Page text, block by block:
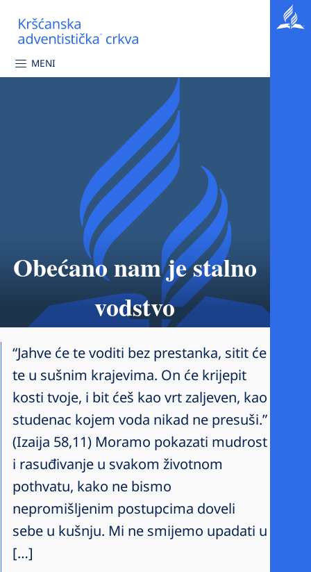
MENI
Obećano nam je stalno
vodstvo
“Jahve će te voditi bez prestanka, sitit će
te u sušnim krajevima. On će krijepit
kosti tvoje, i bit ćeš kao vrt zaljeven, kao
studenac kojem voda nikad ne presuši.”
(Izaija 58,11) Moramo pokazati mudrost
i rasuđivanje u svakom životnom
pothvatu, kako ne bismo
nepromišljenim postupcima doveli
sebe u kušnju. Mi ne smijemo upadati u
[…]